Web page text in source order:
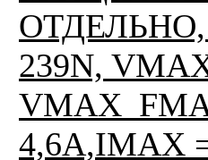
ОТДЕЛЬНО,
239N,
4,6A,IMAX